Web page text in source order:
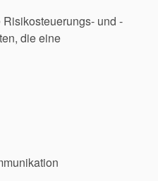
und -
die eine